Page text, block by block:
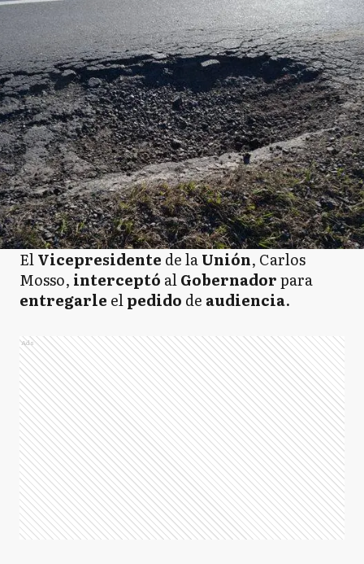
ElVicepresidente de laUnión, Carlos
Mosso, interceptó alGobernadorpara
entregarle elpedido de audiencia.
Ads